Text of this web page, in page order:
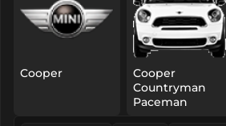
Cooper
Cooper
Countryman
Paceman